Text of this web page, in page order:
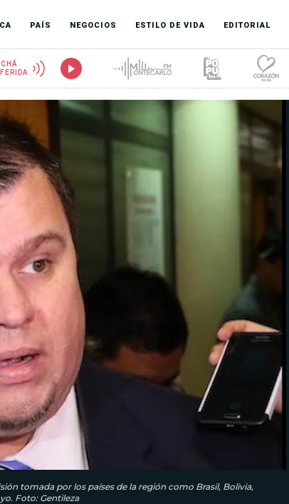
PAÍS NEGOCIOS ESTILO DE VIDA EDITORIAL
tomada por los países de la región como Brasil, Bolivia,
Foto: Gentileza